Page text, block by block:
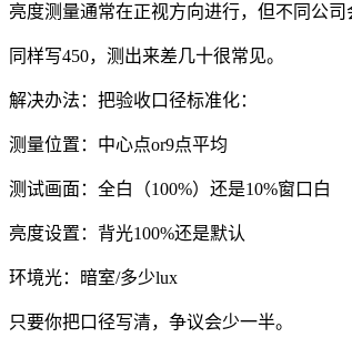
亮度测量通常在正视方向进行，但不同公
同样写450，测出来差几十很常见。
解决办法：把验收口径标准化：
测量位置：中心点or9点平均
测试画面：全白（100%）还是10%窗口白
亮度设置：背光100%还是默认
环境光：暗室/多少lux
只要你把口径写清，争议会少一半。